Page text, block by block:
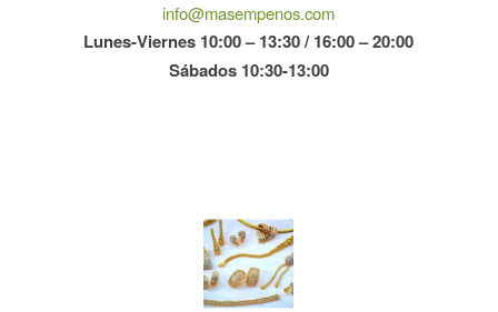
info@masempenos.com
Lunes-Viernes 10:00 – 13:30 / 16:00 – 20:00
Sábados 10:30-13:00